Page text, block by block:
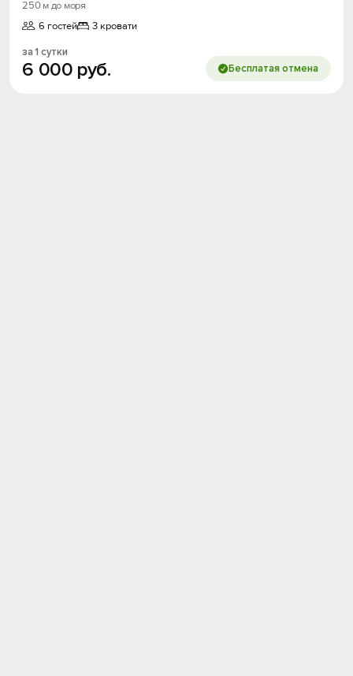
250 м до моря
6 гостей
3 кровати
за 1 сутки
6 000 руб. Бесплатая отмена